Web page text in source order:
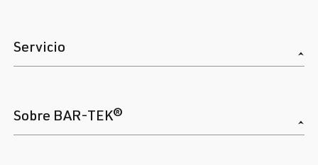
Servicio
Sobre BAR-TEK®